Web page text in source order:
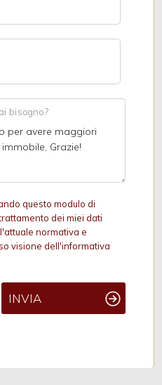
bisogno?
questo modulo di
dei miei dati
normativa e
visione dell'informativa
INVIA